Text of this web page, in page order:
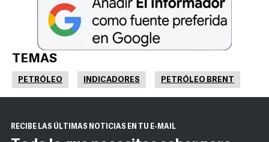
TEMAS
PETRÓLEO INDICADORES PETRÓLEO BRENT
RECIBE LAS ÚLTIMAS NOTICIAS EN TU E-MAIL